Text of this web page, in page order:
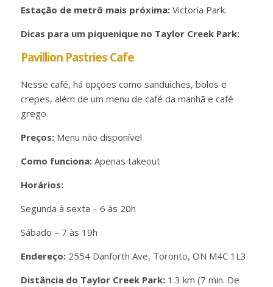
Estação de metrô mais próxima: Victoria Park.
Dicas para um piquenique no Taylor Creek Park:
Pavillion Pastries Cafe
Nesse café, há opções como sanduíches, bolos e
crepes, além de um menu de café da manhã e café
grego.
Preços: Menu não disponível
Como funciona:Apenas takeout
Horários:
Segunda à sexta – 6 às 20h
Sábado – 7 às 19h
Endereço:2554 Danforth Ave, Toronto, ON M4C 1L3
Distância do Taylor Creek Park: 1.3 km (7 min. De